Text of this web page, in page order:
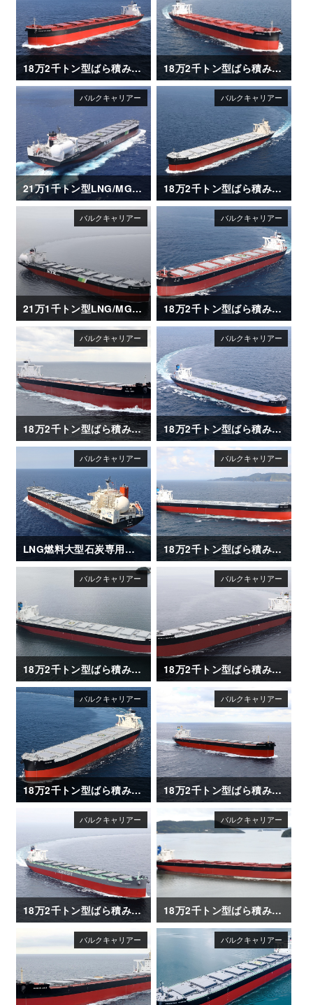
18万2千トン型ばら積み運搬船「FRONTIER RINDO」 18万2千トン型ばら積み運搬船「AQUABELLA」
21万1千トン型LNG/MGO 二元燃料ばら積み運搬船「SG HORIZON」 18万2千トン型ばら積み運搬船「GLOBAL FUTURE」
21万1千トン型LNG/MGO 二元燃料ばら積み運搬船「SG SUNRISE」 18万2千トン型ばら積み運搬船「BO MAY」
18万2千トン型ばら積み運搬船「HENG MAY」 18万2千トン型ばら積み運搬船「CAPT G」
LNG燃料大型石炭専用船「REIMEI（苓明）」 18万2千トン型ばら積み運搬船「CAPT TASOS」
18万2千トン型ばら積み運搬船「AGIS」 18万2千トン型ばら積み運搬船「WORLD SEAFARER」
18万2千トン型ばら積み運搬船「AQUAJOY」 18万2千トン型ばら積み運搬船「OCEAN LEADER」
18万2千トン型ばら積み運搬船「ALICE OLDENDORFF」 18万2千トン型ばら積み運搬船「CAPE CORMORANT」